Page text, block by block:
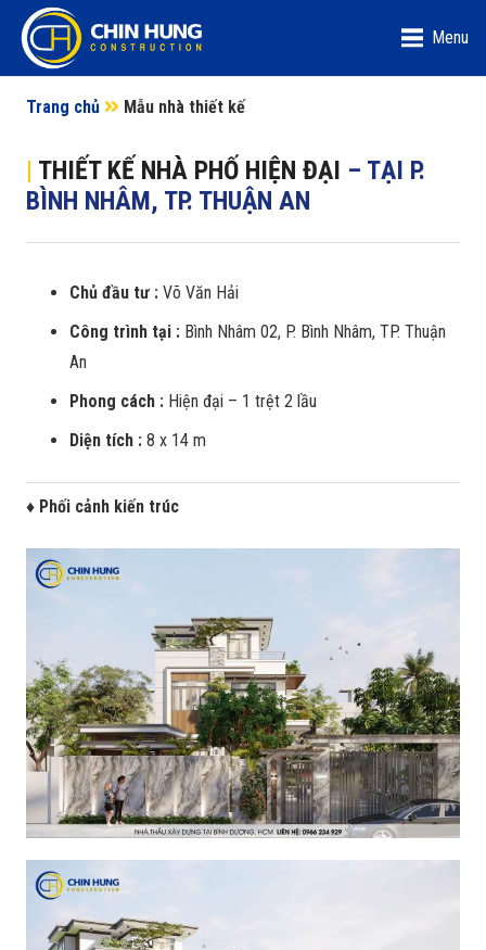
Menu
Trang chủ Mẫu nhà thiết kế
| THIẾT KẾ NHÀ PHỐ HIỆN ĐẠI – TẠI P.
BÌNH NHÂM, TP. THUẬN AN
Chủ đầu tư : Võ Văn Hải
Công trình tại : Bình Nhâm 02, P. Bình Nhâm, TP. Thuận
An
Phong cách : Hiện đại – 1 trệt 2 lầu
Diện tích : 8 x 14 m
♦ Phối cảnh kiến trúc